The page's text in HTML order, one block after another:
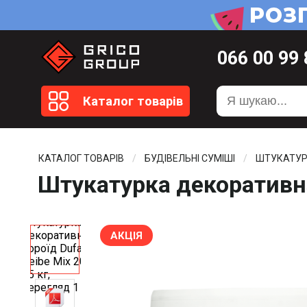
Каталог товарів
066 00 99
099 20 51
099 20 59
КАТАЛОГ ТОВАРІВ БУДІВЕЛЬНІ СУМІШІ
Штукатурка
АКЦІЯ